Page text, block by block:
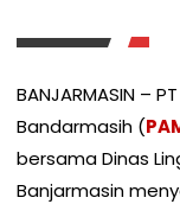
BANJARMASIN –
Bandarmasih (
bersama Dinas
Banjarmasin